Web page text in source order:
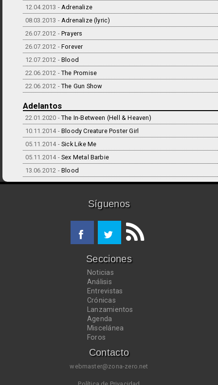
12.04.2013 - Adrenalize
08.03.2013 - Adrenalize (lyric)
26.07.2012 - Prayers
26.07.2012 - Forever
12.07.2012 - Blood
22.06.2012 - The Promise
22.06.2012 - The Gun Show
Adelantos
22.01.2020 - The In-Between (Hell & Heaven)
10.11.2014 - Bloody Creature Poster Girl
05.11.2014 - Sick Like Me
05.11.2014 - Sex Metal Barbie
13.06.2012 - Blood
Síguenos
Secciones
Noticias
Análisis
Entrevistas
Crónicas
Lanzamientos
Agenda
Miscelánea
Foros
Contacto
webmaster@zona-zero.net